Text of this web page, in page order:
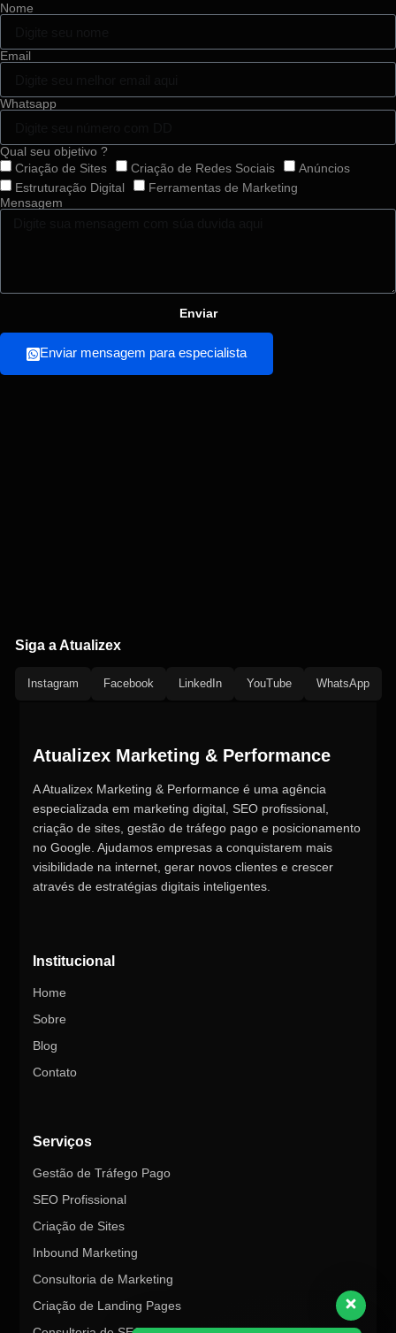
Nome
Email
Whatsapp
Qual seu objetivo ?
Criação de Sites
Criação de Redes Sociais
Anúncios
Estruturação Digital
Ferramentas de Marketing
Mensagem
Enviar
Enviar mensagem para especialista
Siga a Atualizex
Instagram Facebook LinkedIn YouTube WhatsApp
Atualizex Marketing & Performance
A Atualizex Marketing & Performance é uma agência
especializada em marketing digital, SEO profissional,
criação de sites, gestão de tráfego pago e posicionamento
no Google. Ajudamos empresas a conquistarem mais
visibilidade na internet, gerar novos clientes e crescer
através de estratégias digitais inteligentes.
Institucional
Home
Sobre
Blog
Contato
Serviços
Gestão de Tráfego Pago
SEO Profissional
Criação de Sites
Inbound Marketing
Consultoria de Marketing
Criação de Landing Pages